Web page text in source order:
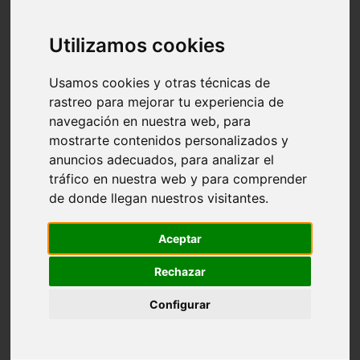
Utilizamos cookies
Usamos cookies y otras técnicas de
rastreo para mejorar tu experiencia de
navegación en nuestra web, para
mostrarte contenidos personalizados y
anuncios adecuados, para analizar el
tráfico en nuestra web y para comprender
de donde llegan nuestros visitantes.
Aceptar
Rechazar
Configurar
Santa-cruz-de-tenerife - los-llanos-de-aridane
Cantabria - suances
Granada - monachil
Huesca - isábena
Huesca - alquézar
Huesca - castejón-de-sos
Sevilla - marinaleda
Córdoba - almedinilla
Navarra - zangoza
Cantabria - arenas-de-iguña
Barcelona - la-pobla-de-lillet
Las-palmas - yaiza
Valladolid - fuensaldaña